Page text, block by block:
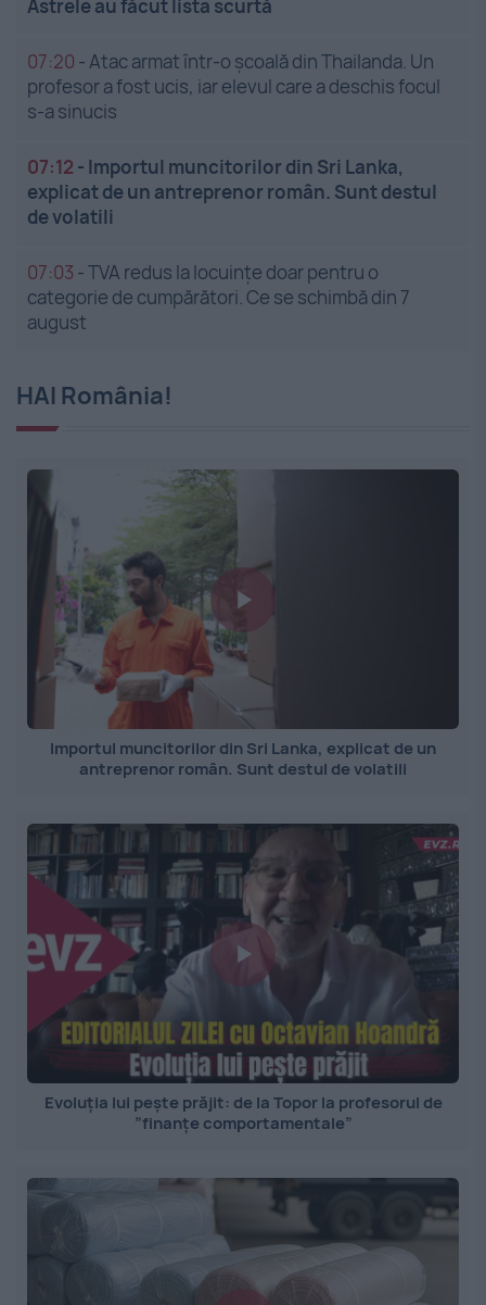
Astrele au făcut lista scurtă
07:20 -Atac armat într-o școală din Thailanda. Un
profesor a fost ucis, iar elevul care a deschis focul
s-a sinucis
07:12 - Importul muncitorilor din Sri Lanka,
explicat de un antreprenor român. Sunt destul
de volatili
07:03 -TVA redus la locuințe doar pentru o
categorie de cumpărători. Ce se schimbă din 7
august
HAI România!
Importul muncitorilor din Sri Lanka, explicat de un
antreprenor român. Sunt destul de volatili
Evoluția lui pește prăjit: de la Topor la profesorul de
”finanțe comportamentale”